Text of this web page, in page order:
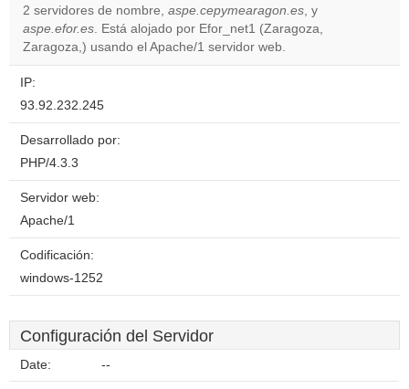
Do you
own this
website?
2 servidores de nombre, aspe.cepymearagon.es, y
aspe.efor.es. Está alojado por Efor_net1 (Zaragoza,
Zaragoza,) usando el Apache/1 servidor web.
IP:
93.92.232.245
Desarrollado por:
PHP/4.3.3
Servidor web:
Apache/1
Codificación:
windows-1252
Configuración del Servidor
Date: --